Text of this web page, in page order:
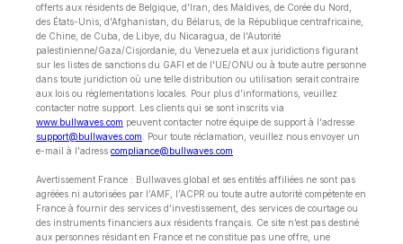
offerts aux résidents de Belgique, d'Iran, des Maldives, de Corée du Nord,
des États-Unis, d'Afghanistan, du Bélarus, de la République centrafricaine,
de Chine, de Cuba, de Libye, du Nicaragua, de l'Autorité
palestinienne/Gaza/Cisjordanie, du Venezuela et aux juridictions figurant
sur les listes de sanctions du GAFI et de l'UE/ONU ou à toute autre personne
dans toute juridiction où une telle distribution ou utilisation serait contraire
aux lois ou réglementations locales. Pour plus d'informations, veuillez
contacter notre support. Les clients qui se sont inscrits via
www.bullwaves.com peuvent contacter notre équipe de support à l'adresse
support@bullwaves.com . Pour toute réclamation, veuillez nous envoyer un
e-mail à l'adress compliance@bullwaves.com
Avertissement France : Bullwaves.global et ses entités affiliées ne sont pas
agréées ni autorisées par l’AMF, l’ACPR ou toute autre autorité compétente en
France à fournir des services d’investissement, des services de courtage ou
des instruments financiers aux résidents français. Ce site n’est pas destiné
aux personnes résidant en France et ne constitue pas une offre, une